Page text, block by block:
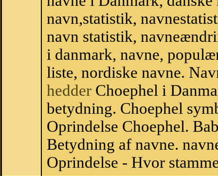
navn,statistik,
navn statistik,
i danmark, navne,
liste, nordiske navne.
hedder Choephel i
betydning. Choephel
Oprindelse Choephel.
Betydning af navne.
Oprindelse - Hvor